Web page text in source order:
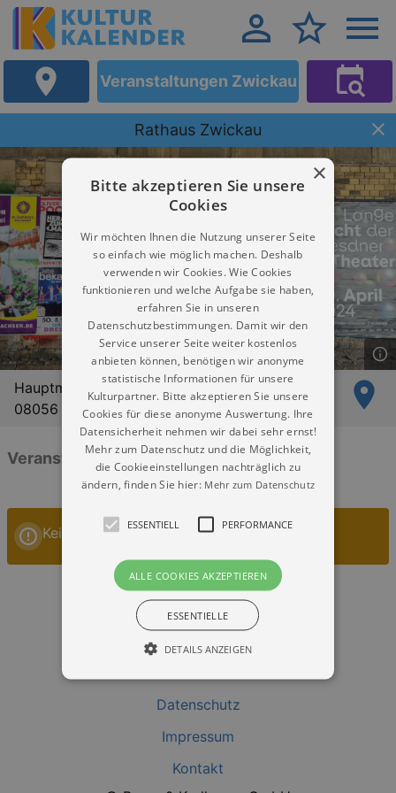
Veranstaltungen Zwickau
Rathaus Zwickau
Hauptmarkt 1
08056 Zwickau
Veranstaltungen: „Rathaus Zwickau“
Keine Veranstaltungen
Datenschutz
Impressum
Kontakt
×
Bitte akzeptieren Sie unsere
Cookies
Wir möchten Ihnen die Nutzung unserer Seite
so einfach wie möglich machen. Deshalb
verwenden wir Cookies. Wie Cookies
funktionieren und welche Aufgabe sie haben,
erfahren Sie in unseren
Datenschutzbestimmungen. Damit wir den
Service unserer Seite weiter kostenlos
anbieten können, benötigen wir anonyme
statistische Informationen für unsere
Kulturpartner. Bitte akzeptieren Sie unsere
Cookies für diese anonyme Auswertung. Ihre
Datensicherheit nehmen wir dabei sehr ernst!
Mehr zum Datenschutz und die Möglichkeit,
die Cookieeinstellungen nachträglich zu
ändern, finden Sie hier: Mehr zum Datenschutz
ESSENTIELL PERFORMANCE
ALLE COOKIES AKZEPTIEREN
ESSENTIELLE
DETAILS ANZEIGEN
Essentielle Cookies werden für die
grundlegenden Funktionen unserer Webseite
gebraucht. Zum Beispiel für das Login in Ihren